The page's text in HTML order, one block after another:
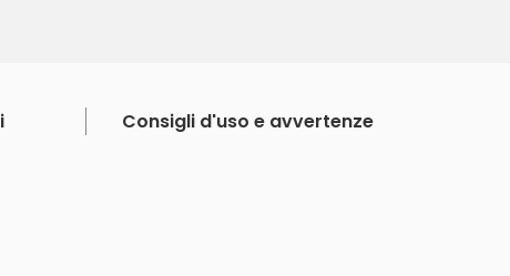
Consigli d'uso e avvertenze